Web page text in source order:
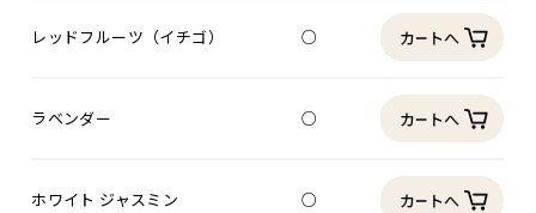
レッドフルーツ（イチゴ） ○
ラベンダー ○
ホワイト ジャスミン ○